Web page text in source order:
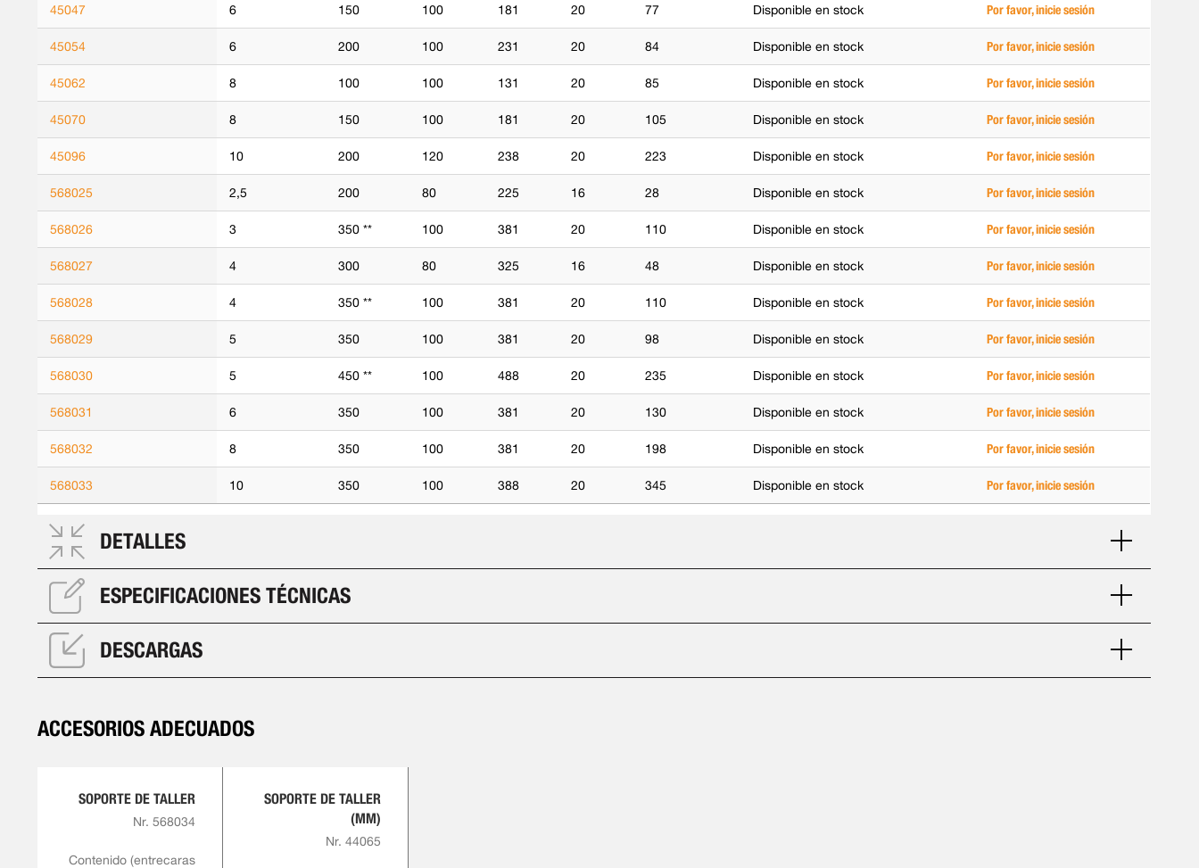
45047 6 150 100 181 20 77 Disponible en stock Por favor, inicie sesión
45054 6 200 100 231 20 84 Disponible en stock Por favor, inicie sesión
45062 8 100 100 131 20 85 Disponible en stock Por favor, inicie sesión
45070 8 150 100 181 20 105 Disponible en stock Por favor, inicie sesión
45096 10 200 120 238 20 223 Disponible en stock Por favor, inicie sesión
568025 2,5 200 80 225 16 28 Disponible en stock Por favor, inicie sesión
568026 3 350 ** 100 381 20 110 Disponible en stock Por favor, inicie sesión
568027 4 300 80 325 16 48 Disponible en stock Por favor, inicie sesión
568028 4 350 ** 100 381 20 110 Disponible en stock Por favor, inicie sesión
568029 5 350 100 381 20 98 Disponible en stock Por favor, inicie sesión
568030 5 450 ** 100 488 20 235 Disponible en stock Por favor, inicie sesión
568031 6 350 100 381 20 130 Disponible en stock Por favor, inicie sesión
568032 8 350 100 381 20 198 Disponible en stock Por favor, inicie sesión
568033 10 350 100 388 20 345 Disponible en stock Por favor, inicie sesión
DETALLES
ESPECIFICACIONES TÉCNICAS
DESCARGAS
ACCESORIOS ADECUADOS
SOPORTE DE TALLER
Nr. 568034
Contenido (entrecaras
SOPORTE DE TALLER
(MM)
Nr. 44065